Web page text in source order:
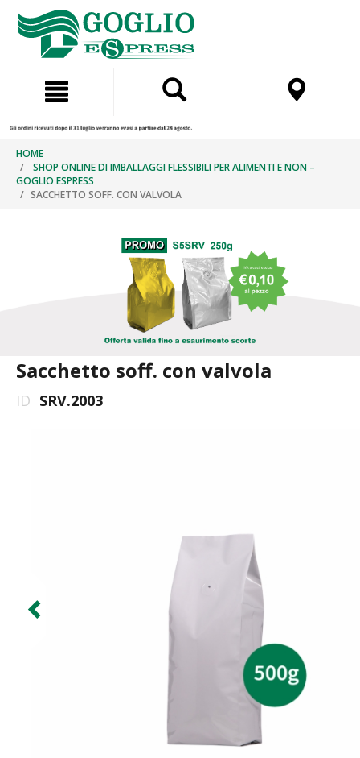
contenuto
HOME
SHOP ONLINE DI IMBALLAGGI FLESSIBILI PER ALIMENTI E NON –
GOGLIO ESPRESS
SACCHETTO SOFF. CON VALVOLA
Sacchetto soff. con valvola
ID SRV.2003